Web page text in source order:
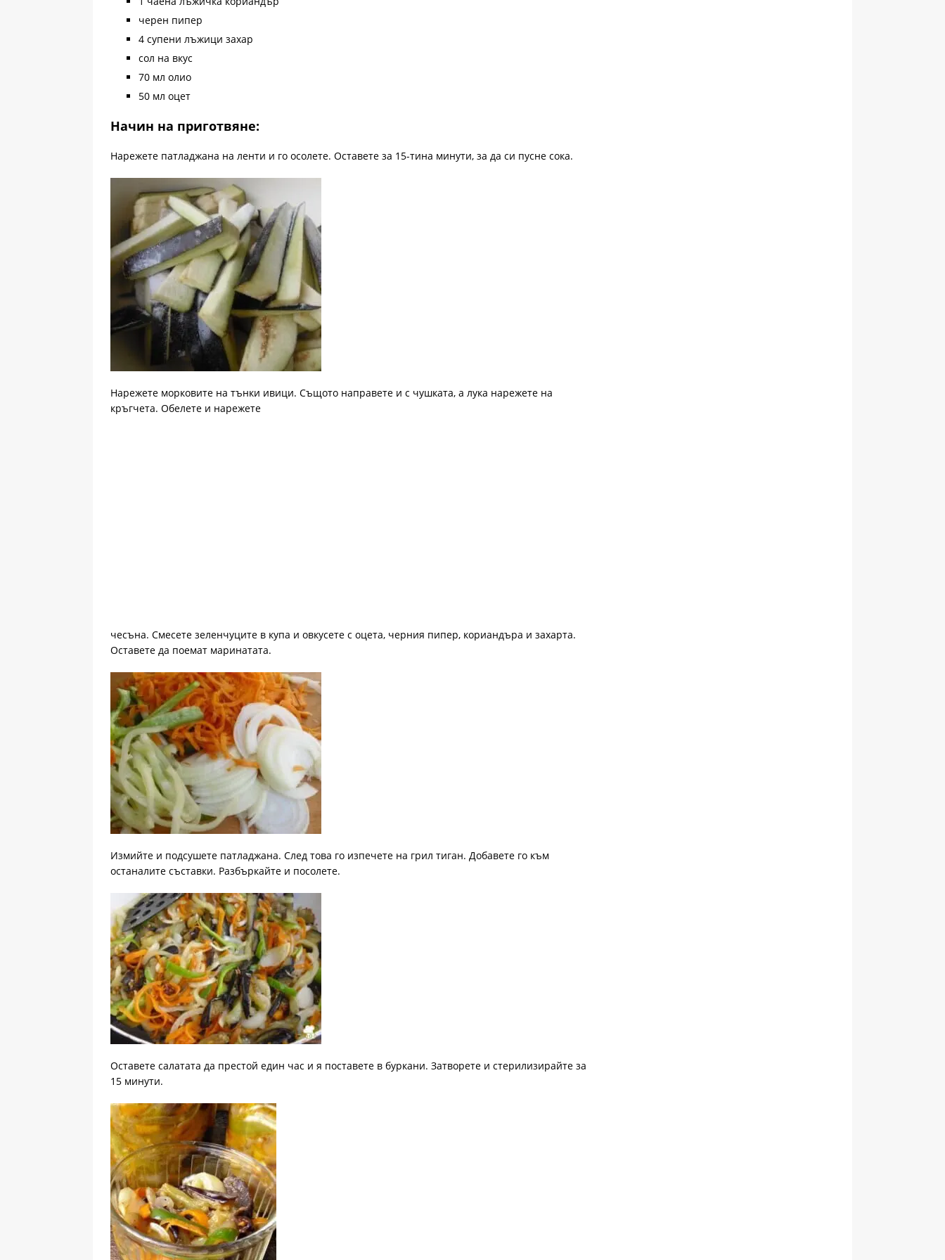
черен пипер
4 супени лъжици захар
сол на вкус
70 мл олио
50 мл оцет
Начин на приготвяне:
Нарежете патладжана на ленти и го осолете. Оставетe за 15-тина минути, за да си пусне сока.
Нарежете морковите на тънки ивици. Същото направете и с чушката, а лука нарежете на
кръгчета. Обелете и нарежете
чесъна. Смесете зеленчуците в купа и овкусете с оцета, черния пипер, кориандъра и захарта.
Оставете да поемат маринатата.
Измийте и подсушете патладжана. След това го изпечете на грил тиган. Добавете го към
останалите съставки. Разбъркайте и посолете.
Оставете салатата да престой един час и я поставете в буркани. Затворете и стерилизирайте за
15 минути.